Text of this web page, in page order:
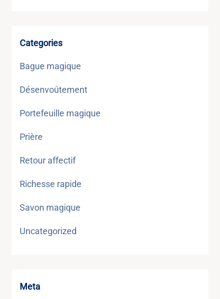
Categories
Bague magique
Désenvoûtement
Portefeuille magique
Prière
Retour affectif
Richesse rapide
Savon magique
Uncategorized
Meta